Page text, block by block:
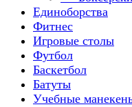
Единоборства
Фитнес
Игровые столы
Футбол
Баскетбол
Батуты
Учебные